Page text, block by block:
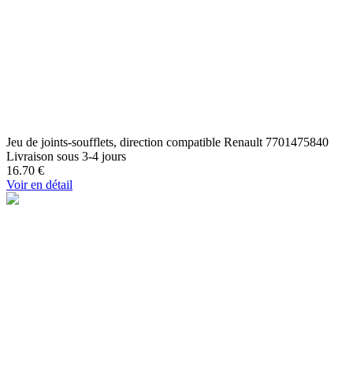
Jeu de joints-soufflets, direction compatible Renault 7701475840
Livraison sous 3-4 jours
16.70 €
Voir en détail